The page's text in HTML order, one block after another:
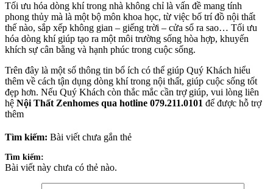
Tối ưu hóa dòng khí trong nhà không chỉ là vấn đề mang tính
phong thủy mà là một bộ môn khoa học, từ việc bố trí đồ nội thất
thế nào, sắp xếp không gian – giếng trời – cửa sổ ra sao… Tối ưu
hóa dòng khí giúp tạo ra một môi trường sống hòa hợp, khuyến
khích sự cân bằng và hạnh phúc trong cuộc sống.
Trên đây là một số thông tin bổ ích có thể giúp Quý Khách hiểu
thêm về cách tận dụng dòng khí trong nội thất, giúp cuộc sống tốt
đẹp hơn. Nếu Quý Khách còn thắc mắc cần trợ giúp, vui lòng liên
hệ Nội Thất Zenhomes qua hotline 079.211.0101 để được hỗ trợ
thêm
Tìm kiếm: Bài viết chưa gắn thẻ
Tìm kiếm:
Bài viết này chưa có thẻ nào.